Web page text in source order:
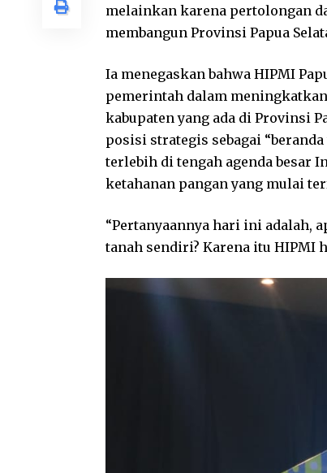
melainkan karena pertolongan
membangun Provinsi Papua
Ia menegaskan bahwa HIPMI
pemerintah dalam
kabupaten yang ada di Provinsi
posisi strategis sebagai
terlebih di tengah agenda besar
ketahanan pangan yang mulai
“Pertanyaannya hari ini adalah,
tanah sendiri? Karena itu HIPMI